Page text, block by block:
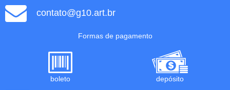
contato@g10.art.br
Formas de pagamento
boleto
depósito